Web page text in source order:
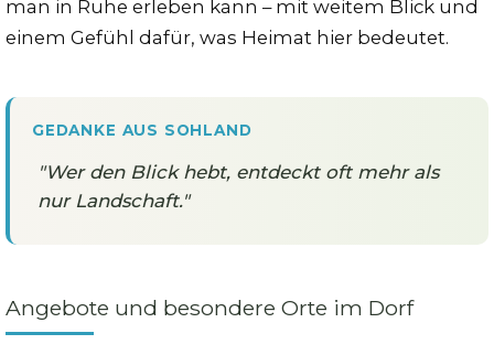
man in Ruhe erleben kann – mit weitem Blick und
einem Gefühl dafür, was Heimat hier bedeutet.
GEDANKE AUS SOHLAND
"Wer den Blick hebt, entdeckt oft mehr als
nur Landschaft."
Angebote und besondere Orte im Dorf